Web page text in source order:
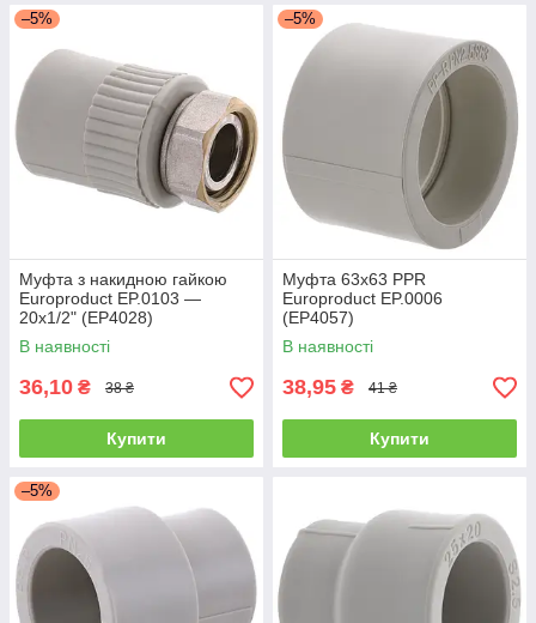
–5%
Муфта з накидною гайкою
Europroduct EP.0103 —
20x1/2" (EP4028)
В наявності
36,10 ₴ 38 ₴
Купити
–5%
Муфта 63x63 PPR
Europroduct EP.0006
(EP4057)
В наявності
38,95 ₴ 41 ₴
Купити
–5%